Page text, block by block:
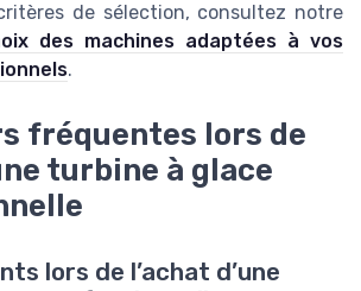
de sélection, consultez notre
des machines adaptées à vos
.
fréquentes lors de
turbine à glace
lors de l’achat d’une